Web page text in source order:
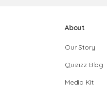
About
Our Story
Quizizz Blog
Media Kit